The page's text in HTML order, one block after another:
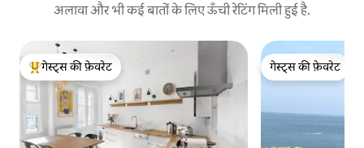
अलावा और भी कई बातों के लिए ऊँची रेटिंग मिली हुई है.
गेस्ट्स का टॉप फ़ेवरेट
गेस्ट्स की फ़ेवरेट
गेस्ट्स की फ़ेवरेट
गेस्ट्स की फ़ेवरेट